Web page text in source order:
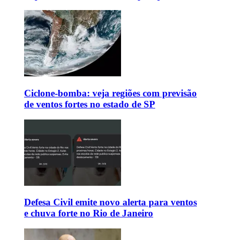
Ciclone-bomba: veja regiões com previsão
de ventos fortes no estado de SP
Defesa Civil emite novo alerta para ventos
e chuva forte no Rio de Janeiro